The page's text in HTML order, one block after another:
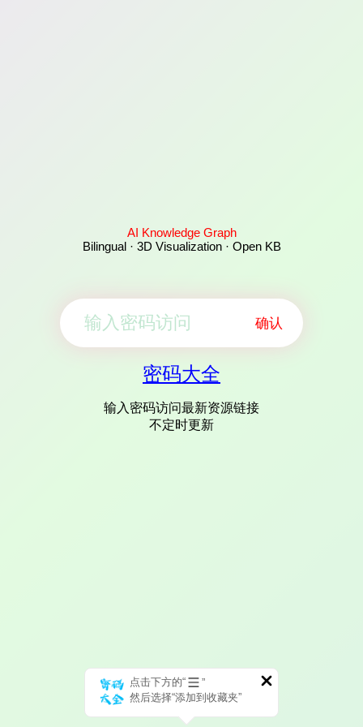
AI Knowledge Graph
Bilingual · 3D Visualization · Open KB
确认
密码大全
输入密码访问最新资源链接
不定时更新
点击下方的“
”
然后选择“添加到收藏夹”